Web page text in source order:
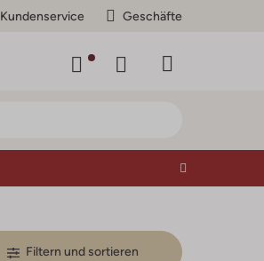
Kundenservice Geschäfte
Filtern und sortieren